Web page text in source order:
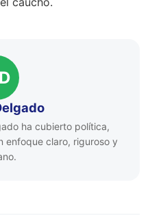
ha cubierto política,
enfoque claro, riguroso y